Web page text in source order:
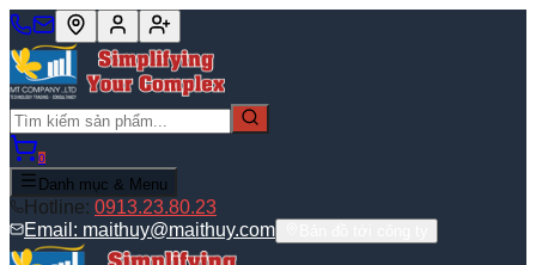
0
Danh mục & Menu
Hotline: 0913.23.80.23
Email: maithuy@maithuy.com